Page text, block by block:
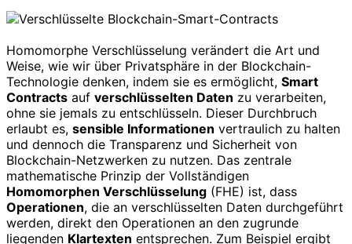
Homomorphe Verschlüsselung verändert die Art und
Weise, wie wir über Privatsphäre in der Blockchain-
Technologie denken, indem sie es ermöglicht, Smart
Contracts auf verschlüsselten Daten zu verarbeiten,
ohne sie jemals zu entschlüsseln. Dieser Durchbruch
erlaubt es, sensible Informationen vertraulich zu halten
und dennoch die Transparenz und Sicherheit von
Blockchain-Netzwerken zu nutzen. Das zentrale
mathematische Prinzip der Vollständigen
Homomorphen Verschlüsselung (FHE) ist, dass
Operationen, die an verschlüsselten Daten durchgeführt
werden, direkt den Operationen an den zugrunde
liegenden Klartexten entsprechen. Zum Beispiel ergibt